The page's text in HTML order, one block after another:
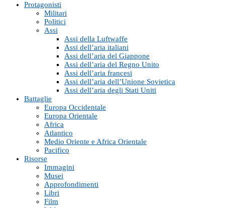
Protagonisti
Militari
Politici
Assi
Assi della Luftwaffe
Assi dell’aria italiani
Assi dell’aria del Giappone
Assi dell’aria del Regno Unito
Assi dell’aria francesi
Assi dell’aria dell’Unione Sovietica
Assi dell’aria degli Stati Uniti
Battaglie
Europa Occidentale
Europa Orientale
Africa
Atlantico
Medio Oriente e Africa Orientale
Pacifico
Risorse
Immagini
Musei
Approfondimenti
Libri
Film